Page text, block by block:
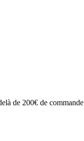
de 200€ de commande